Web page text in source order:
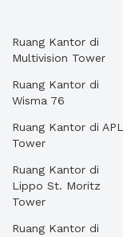
Ruang Kantor di
Multivision Tower
Ruang Kantor di
Wisma 76
Ruang Kantor di APL
Tower
Ruang Kantor di
Lippo St. Moritz
Tower
Ruang Kantor di